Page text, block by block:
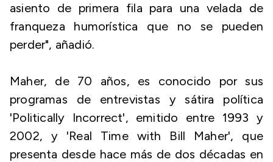
asiento de primera fila para una velada de
franqueza humorística que no se pueden
perder", añadió.
Maher, de 70 años, es conocido por sus
programas de entrevistas y sátira política
'Politically Incorrect', emitido entre 1993 y
2002, y 'Real Time with Bill Maher', que
presenta desde hace más de dos décadas en